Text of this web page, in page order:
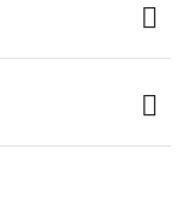

